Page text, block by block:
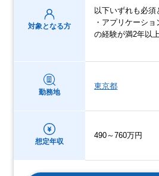
対象となる方
以下いずれも必須
・アプリケーシ
の経験が満2年以
勤務地
東京都
想定年収
490～760万円